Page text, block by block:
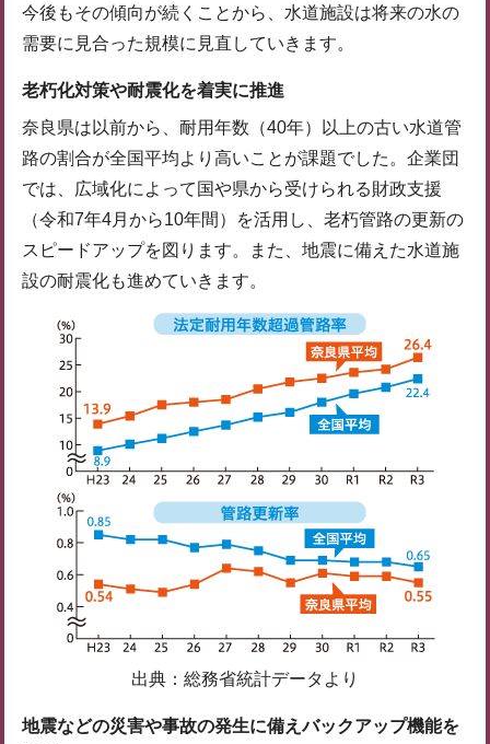
今後もその傾向が続くことから、水道施設は将来の水の
需要に見合った規模に見直していきます。
老朽化対策や耐震化を着実に推進
奈良県は以前から、耐用年数（40年）以上の古い水道管
路の割合が全国平均より高いことが課題でした。企業団
では、広域化によって国や県から受けられる財政支援
（令和7年4月から10年間）を活用し、老朽管路の更新の
スピードアップを図ります。また、地震に備えた水道施
設の耐震化も進めていきます。
出典：総務省統計データより
地震などの災害や事故の発生に備えバックアップ機能を